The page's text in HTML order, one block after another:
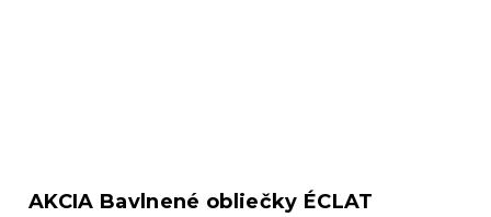
AKCIA Bavlnené obliečky ÉCLAT